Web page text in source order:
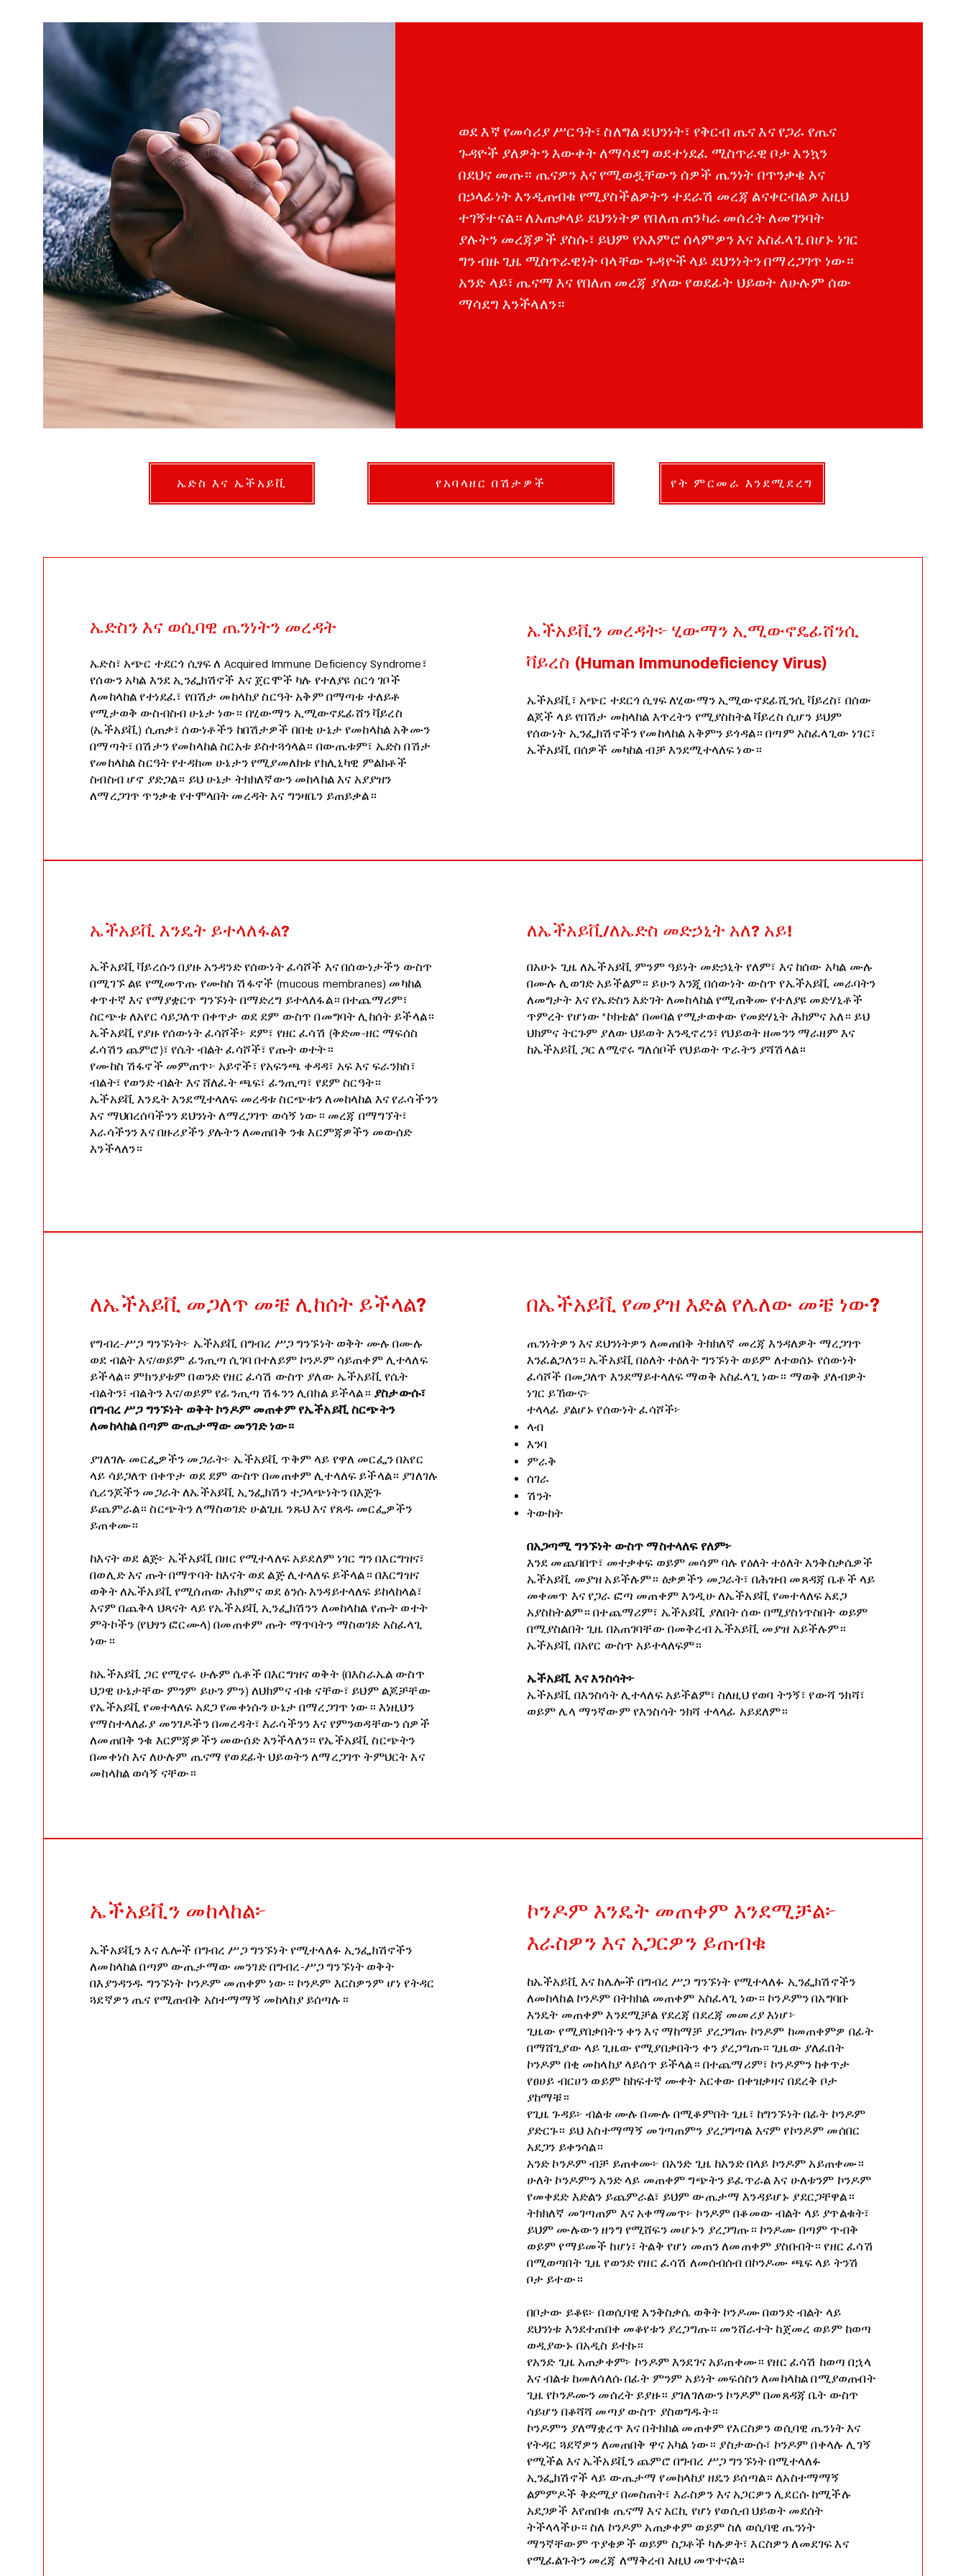
ወደ እኛ የመሳሪያ ሥርዓት፣ ስለግል ደህንነት፣ የቅርብ ጤና እና የጋራ የጤና
ጉዳዮች ያለዎትን እውቀት ለማሳደግ ወደተነደፈ ሚስጥራዊ ቦታ እንኳን
በደህና መጡ። ጤናዎን እና የሚወዷቸውን ሰዎች ጤንነት በጥንቃቄ እና
በኃላፊነት እንዲጠብቁ የሚያስችልዎትን ተደራሽ መረጃ ልናቀርብልዎ እዚህ
ተገኝተናል። ለአጠቃላይ ደህንነትዎ የበለጠ ጠንካራ መሰረት ለመገንባት
ያሉትን መረጃዎች ያስሱ፣ ይህም የአእምሮ ሰላምዎን እና አስፈላጊ በሆኑ ነገር
ግን ብዙ ጊዜ ሚስጥራዊነት ባላቸው ጉዳዮች ላይ ደህንነትን በማረጋገጥ ነው።
አንድ ላይ፣ ጤናማ እና የበለጠ መረጃ ያለው የወደፊት ህይወት ለሁሉም ሰው
ማሳደግ እንችላለን።
ኤድስ እና ኤችአይቪ የአባላዘር በሽታዎች የት ምርመራ እንደሚደረግ
ኤድስን እና ወሲባዊ ጤንነትን መረዳት
ኤድስ፣ አጭር ተደርጎ ሲፃፍ ለ Acquired Immune Deficiency Syndrome፣
የሰውን አካል እንደ ኢንፌክሽኖች እና ጀርሞች ካሉ የተለያዩ ሰርጎ ገቦች
ለመከላከል የተነደፈ፣ የበሽታ መከላከያ ስርዓት አቅም በማጣቱ ተለይቶ
የሚታወቅ ውስብስብ ሁኔታ ነው። በሂውማን ኢሚውኖዴፊሸን ቫይረስ
(ኤችአይቪ) ሲጠቃ፣ ሰውነቶችን ከበሽታዎች በበቂ ሁኔታ የመከላከል አቅሙን
በማጣት፣ በሽታን የመከላከል ስርአቱ ይስተጓጎላል። በውጤቱም፣ ኤድስ በሽታ
የመከላከል ስርዓት የተዳከመ ሁኔታን የሚያመለክቱ የክሊኒካዊ ምልክቶች
ስብስብ ሆኖ ያድጋል። ይህ ሁኔታ ትክክለኛውን መከላከል እና አያያዝን
ለማረጋገጥ ጥንቃቄ የተሞላበት መረዳት እና ግንዛቤን ይጠይቃል።
ኤችአይቪን መረዳት፦ ሂውማን ኢሚውኖዴፊሸንሲ
ቫይረስ (Human Immunodeficiency Virus)
ኤችአይቪ፣ አጭር ተደርጎ ሲፃፍ ለሂውማን ኢሚውኖደፊሺንሲ ቫይረስ፣ በሰው
ልጆች ላይ የበሽታ መከላከል እጥረትን የሚያስከትል ቫይረስ ሲሆን ይህም
የሰውነት ኢንፌክሽኖችን የመከላከል አቅምን ይጎዳል። በጣም አስፈላጊው ነገር፣
ኤችአይቪ በሰዎች መካከል ብቻ እንደሚተላለፍ ነው።
ኤችአይቪ እንዴት ይተላለፋል?
ኤችአይቪ ቫይረሱን በያዙ አንዳንድ የሰውነት ፈሳሾች እና በሰውነታችን ውስጥ
በሚገኙ ልዩ የሚመጥጡ የሙከስ ሽፋኖች (mucous membranes) መካከል
ቀጥተኛ እና የማያቋርጥ ግንኙነት በማድረግ ይተላለፋል። በተጨማሪም፣
ስርጭቱ ለአየር ሳይጋለጥ በቀጥታ ወደ ደም ውስጥ በመግባት ሊከሰት ይችላል።
ኤችአይቪ የያዙ የሰውነት ፈሳሾች፦ ደም፣ የዘር ፈሳሽ (ቅድመ-ዘር ማፍሰስ
ፈሳሽን ጨምሮ)፣ የሴት ብልት ፈሳሾች፣ የጡት ወተት።
የሙከስ ሽፋኖች መምጠጥ፦ አይኖች፣ የአፍንጫ ቀዳዳ፣ አፍ እና ፍራንክስ፣
ብልት፣ የወንድ ብልት እና ሸለፈት ጫፍ፣ ፊንጢጣ፣ የደም ስርዓት።
ኤችአይቪ እንዴት እንደሚተላለፍ መረዳቱ ስርጭቱን ለመከላከል እና የራሳችንን
እና ማህበረሰባችንን ደህንነት ለማረጋገጥ ወሳኝ ነው። መረጃ በማግኘት፣
እራሳችንን እና በዙሪያችን ያሉትን ለመጠበቅ ንቁ እርምጃዎችን መውሰድ
እንችላለን።
ለኤችአይቪ/ለኤድስ መድኃኒት አለ? አይ!
በአሁኑ ጊዜ ለኤችአይቪ ምንም ዓይነት መድኃኒት የለም፣ እና ከሰው አካል ሙሉ
በሙሉ ሊወገድ አይችልም። ይሁን እንጂ በሰውነት ውስጥ የኤችአይቪ መራባትን
ለመግታት እና የኤድስን እድገት ለመከላከል የሚጠቅሙ የተለያዩ መድሃኒቶች
ጥምረት የሆነው "ኮክቴል" በመባል የሚታወቀው የመድሃኒት ሕክምና አለ። ይህ
ህክምና ትርጉም ያለው ህይወት እንዲኖረን፣ የህይወት ዘመንን ማራዘም እና
ከኤችአይቪ ጋር ለሚኖሩ ግለሰቦች የህይወት ጥራትን ያሻሽላል።
ለኤችአይቪ መጋለጥ መቼ ሊከሰት ይችላል?
የግብረ-ሥጋ ግንኙነት፦ ኤችአይቪ በግብረ ሥጋ ግንኙነት ወቅት ሙሉ በሙሉ
ወደ ብልት እና/ወይም ፊንጢጣ ሲገባ በተለይም ኮንዶም ሳይጠቀም ሊተላለፍ
ይችላል። ምክንያቱም በወንድ የዘር ፈሳሽ ውስጥ ያለው ኤችአይቪ የሴት
ብልትን፣ ብልትን እና/ወይም የፊንጢጣ ሽፋንን ሊበክል ይችላል። ያስታውሱ፣
በግብረ ሥጋ ግንኙነት ወቅት ኮንዶም መጠቀም የኤችአይቪ ስርጭትን
ለመከላከል በጣም ውጤታማው መንገድ ነው።
ያገለገሉ መርፌዎችን መጋራት፦ ኤችአይቪ ጥቅም ላይ የዋለ መርፌን በአየር
ላይ ሳይጋለጥ በቀጥታ ወደ ደም ውስጥ በመጠቀም ሊተላለፍ ይችላል። ያገለገሉ
ሲሪንጆችን መጋራት ለኤችአይቪ ኢንፌክሽን ተጋላጭነትን በእጅጉ
ይጨምራል። ስርጭትን ለማስወገድ ሁልጊዜ ንጹህ እና የጸዱ መርፌዎችን
ይጠቀሙ።
ከእናት ወደ ልጅ፦ ኤችአይቪ በዘር የሚተላለፍ አይደለም ነገር ግን በእርግዝና፣
በወሊድ እና ጡት በማጥባት ከእናት ወደ ልጅ ሊተላለፍ ይችላል። በእርግዝና
ወቅት ለኤችአይቪ የሚሰጠው ሕክምና ወደ ፅንሱ እንዳይተላለፍ ይከላከላል፣
እናም በጨቅላ ህጻናት ላይ የኤችአይቪ ኢንፌክሽንን ለመከላከል የጡት ወተት
ምትኮችን (የህፃን ፎርሙላ) በመጠቀም ጡት ማጥባትን ማስወገድ አስፈላጊ
ነው።
ከኤችአይቪ ጋር የሚኖሩ ሁሉም ሴቶች በእርግዝና ወቅት (በእስራኤል ውስጥ
ህጋዊ ሁኔታቸው ምንም ይሁን ምን) ለህክምና ብቁ ናቸው፣ ይህም ልጆቻቸው
የኤችአይቪ የመተላለፍ አደጋ የመቀነሱን ሁኔታ በማረጋገጥ ነው። እነዚህን
የማስተላለፊያ መንገዶችን በመረዳት፣ እራሳችንን እና የምንወዳቸውን ሰዎች
ለመጠበቅ ንቁ እርምጃዎችን መውሰድ እንችላለን። የኤችአይቪ ስርጭትን
በመቀነስ እና ለሁሉም ጤናማ የወደፊት ህይወትን ለማረጋገጥ ትምህርት እና
መከላከል ወሳኝ ናቸው።
በኤችአይቪ የመያዝ እድል የሌለው መቼ ነው?
ጤንነትዎን እና ደህንነትዎን ለመጠበቅ ትክክለኛ መረጃ እንዳለዎት ማረጋገጥ
እንፈልጋለን። ኤችአይቪ በዕለት ተዕለት ግንኙነት ወይም ለተወሰኑ የሰውነት
ፈሳሾች በመጋለጥ እንደማይተላለፍ ማወቅ አስፈላጊ ነው። ማወቅ ያለብዎት
ነገር ይኸውና፦
ተላላፊ ያልሆኑ የሰውነት ፈሳሾች፦
ላብ
እንባ
ምራቅ
ሰገራ
ሽንት
ትውከት
በአጋጣሚ ግንኙነት ውስጥ ማስተላለፍ የለም፦
እንደ መጨባበጥ፣ መተቃቀፍ ወይም መሳም ባሉ የዕለት ተዕለት እንቅስቃሴዎች
ኤችአይቪ መያዝ አይችሉም። ዕቃዎችን መጋራት፣ በሕዝብ መጸዳጃ ቤቶች ላይ
መቀመጥ እና የጋራ ፎጣ መጠቀም እንዲሁ ለኤችአይቪ የመተላለፍ አደጋ
አያስከትልም። በተጨማሪም፣ ኤችአይቪ ያለበት ሰው በሚያስነጥስበት ወይም
በሚያስልበት ጊዜ በአጠገባቸው በመቅረብ ኤችአይቪ መያዝ አይችሉም።
ኤችአይቪ በአየር ውስጥ አይተላለፍም።
ኤችአይቪ እና እንስሳት፦
ኤችአይቪ በእንስሳት ሊተላለፍ አይችልም፣ ስለዚህ የወባ ትንኝ፣ የውሻ ንክሻ፣
ወይም ሌላ ማንኛውም የእንስሳት ንክሻ ተላላፊ አይደለም።
ኤችአይቪን መከላከል፦
ኤችአይቪን እና ሌሎች በግብረ ሥጋ ግንኙነት የሚተላለፉ ኢንፌክሽኖችን
ለመከላከል በጣም ውጤታማው መንገድ በግብረ-ሥጋ ግንኙነት ወቅት
በእያንዳንዱ ግንኙነት ኮንዶም መጠቀም ነው። ኮንዶም እርስዎንም ሆነ የትዳር
ጓደኛዎን ጤና የሚጠብቅ አስተማማኝ መከላከያ ይሰጣሉ።
ኮንዶም እንዴት መጠቀም እንደሚቻል፦
እራስዎን እና አጋርዎን ይጠብቁ
ከኤችአይቪ እና ከሌሎች በግብረ ሥጋ ግንኙነት የሚተላለፉ ኢንፌክሽኖችን
ለመከላከል ኮንዶም በትክክል መጠቀም አስፈላጊ ነው። ኮንዶምን በአግባቡ
እንዴት መጠቀም እንደሚቻል የደረጃ በደረጃ መመሪያ እነሆ፦
ጊዜው የሚያበቃበትን ቀን እና ማከማቻ ያረጋግጡ ኮንዶም ከመጠቀምዎ በፊት
በማሸጊያው ላይ ጊዜው የሚያበቃበትን ቀን ያረጋግጡ። ጊዜው ያለፈበት
ኮንዶም በቂ መከላከያ ላይሰጥ ይችላል። በተጨማሪም፣ ኮንዶምን ከቀጥታ
የፀሀይ ብርሀን ወይም ከከፍተኛ ሙቀት አርቀው በቀዝቃዛና በደረቅ ቦታ
ያከማቹ።
የጊዜ ጉዳይ፦ ብልቱ ሙሉ በሙሉ በሚቆምበት ጊዜ፣ ከግንኙነት በፊት ኮንዶም
ያድርጉ። ይህ አስተማማኝ መገጣጠምን ያረጋግጣል እናም የኮንዶም መሰበር
አደጋን ይቀንሳል።
አንድ ኮንዶም ብቻ ይጠቀሙ፦ በአንድ ጊዜ ከአንድ በላይ ኮንዶም አይጠቀሙ።
ሁለት ኮንዶምን አንድ ላይ መጠቀም ግጭትን ይፈጥራል እና ሁለቱንም ኮንዶም
የመቀደድ እድልን ይጨምራል፣ ይህም ውጤታማ እንዳይሆኑ ያደርጋቸዋል።
ትክክለኛ መገጣጠም እና አቀማመጥ፦ ኮንዶም በቆመው ብልት ላይ ያጥልቁት፣
ይህም ሙሉውን ዘንግ የሚሸፍን መሆኑን ያረጋግጡ። ኮንዶሙ በጣም ጥብቅ
ወይም የማይመች ከሆነ፣ ትልቅ የሆነ መጠን ለመጠቀም ያስቡበት። የዘር ፈሳሽ
በሚወጣበት ጊዜ የወንድ የዘር ፈሳሽ ለመሰብሰብ በኮንዶሙ ጫፍ ላይ ትንሽ
ቦታ ይተው።
በቦታው ይቆዩ፦ በወሲባዊ እንቅስቃሴ ወቅት ኮንዶሙ በወንድ ብልት ላይ
ደህንነቱ እንደተጠበቀ መቆየቱን ያረጋግጡ። መንሸራተት ከጀመረ ወይም ከወጣ
ወዲያውኑ በአዲስ ይተኩ።
የአንድ ጊዜ አጠቃቀም፦ ኮንዶም እንደገና አይጠቀሙ። የዘር ፈሳሽ ከወጣ በኋላ
እና ብልቱ ከመለሳለሱ በፊት ምንም አይነት መፍሰስን ለመከላከል በሚያወጡበት
ጊዜ የኮንዶሙን መሰረት ይያዙ። ያገለገለውን ኮንዶም በመጸዳጃ ቤት ውስጥ
ሳይሆን በቆሻሻ መጣያ ውስጥ ያስወግዱት።
ኮንዶምን ያለማቋረጥ እና በትክክል መጠቀም የእርስዎን ወሲባዊ ጤንነት እና
የትዳር ጓደኛዎን ለመጠበቅ ዋና አካል ነው። ያስታውሱ፣ ኮንዶም በቀላሉ ሊገኝ
የሚችል እና ኤችአይቪን ጨምሮ በግብረ ሥጋ ግንኙነት በሚተላለፉ
ኢንፌክሽኖች ላይ ውጤታማ የመከላከያ ዘዴን ይሰጣል። ለአስተማማኝ
ልምምዶች ቅድሚያ በመስጠት፣ እራስዎን እና አጋርዎን ሊደርሱ ከሚችሉ
አደጋዎች እየጠበቁ ጤናማ እና አርኪ የሆነ የወሲብ ህይወት መደሰት
ትችላላችሁ። ስለ ኮንዶም አጠቃቀም ወይም ስለ ወሲባዊ ጤንነት
ማንኛቸውም ጥያቄዎች ወይም ስጋቶች ካሉዎት፣ እርስዎን ለመደገፍ እና
የሚፈልጉትን መረጃ ለማቅረብ እዚህ መጥተናል።